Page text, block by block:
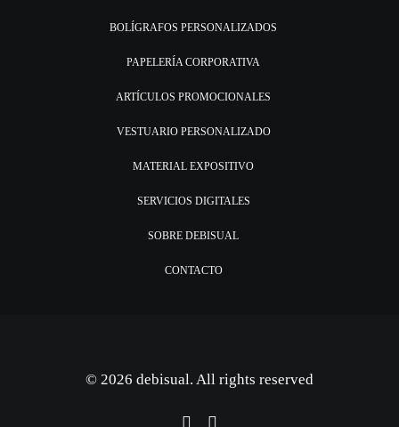
BOLÍGRAFOS PERSONALIZADOS
PAPELERÍA CORPORATIVA
ARTÍCULOS PROMOCIONALES
VESTUARIO PERSONALIZADO
MATERIAL EXPOSITIVO
SERVICIOS DIGITALES
SOBRE DEBISUAL
CONTACTO
© 2026 debisual. All rights reserved